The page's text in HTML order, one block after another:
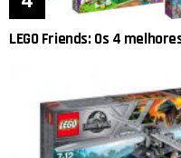
LEGO Friends: Os 4